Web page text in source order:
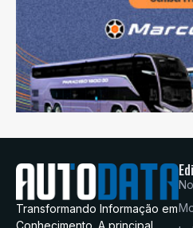
Transformando Informação em
Conhecimento. A principal